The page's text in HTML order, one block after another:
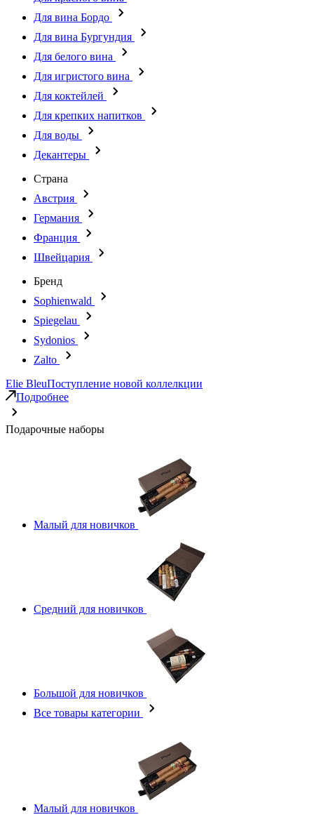
Для вина Бордо
Для вина Бургундия
Для белого вина
Для игристого вина
Для коктейлей
Для крепких напитков
Для воды
Декантеры
Страна
Австрия
Германия
Франция
Швейцария
Бренд
Sophienwald
Spiegelau
Sydonios
Zalto
Elie BleuПоступление новой коллелкции
Подробнее
Подарочные наборы
Малый для новичков
Средний для новичков
Большой для новичков
Все товары категории
Малый для новичков